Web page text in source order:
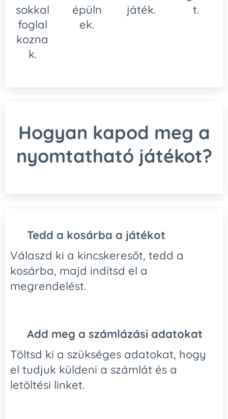
sokkal
foglal
kozna
k.
épüln
ek.
játék.
t.
Hogyan kapod meg a
nyomtatható játékot?
Tedd a kosárba a játékot
Válaszd ki a kincskeresőt, tedd a
kosárba, majd indítsd el a
megrendelést.
Add meg a számlázási adatokat
Töltsd ki a szükséges adatokat, hogy
el tudjuk küldeni a számlát és a
letöltési linket.